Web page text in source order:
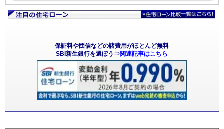
保証料や団信などの諸費用がほとんど無料
SBI新生銀行を選ぼう⇒関連記事はこちら